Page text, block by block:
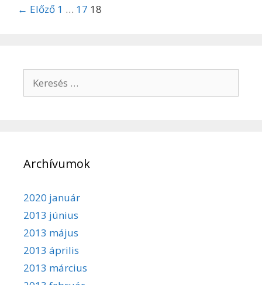
Bejegyzés
← Előző 1 … 17 18
Archívumok
2020 január
2013 június
2013 május
2013 április
2013 március